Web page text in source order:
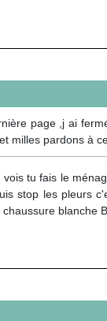
page ,j ai
milles pardons à
tu fais le
stop les pleurs
blanche